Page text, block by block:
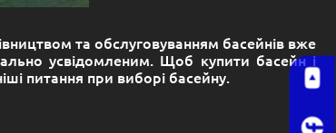
та обслуговуванням басейнів вже
усвідомленим. Щоб купити басейн і
питання при виборі басейну.